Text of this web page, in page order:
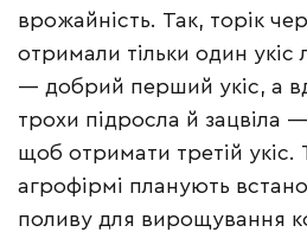
врожайність. Так, торік
отримали тільки один
— добрий перший укіс, а
трохи підросла й зацвіла
щоб отримати третій укіс.
агрофірмі планують
поливу для вирощування